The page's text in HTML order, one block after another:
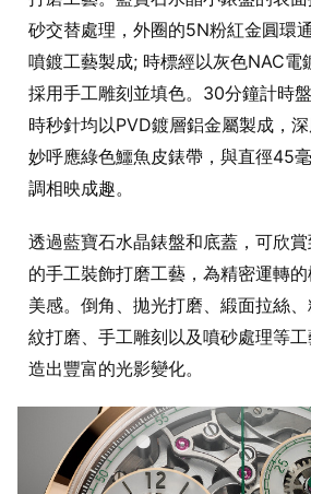
砂交替處理，外圈的5N粉紅金圓環
噴鍍工藝製成; 時標經以灰色NAC電
採用手工雕刻並填色。30分鐘計時
時秒針均以PVD鍍層鋁金屬製成，
妙呼應綠色鱷魚皮錶帶，與直徑45
調相映成趣。
透過藍寶石水晶錶盤和底蓋，可欣
的手工裝飾打磨工藝，為精密運轉
美感。倒角、拋光打磨、緞面拉絲
紋打磨、手工雕刻以及噴砂處理等
造出豐富的光影變化。